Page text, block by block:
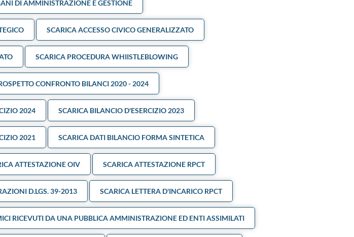
DI AMMINISTRAZIONE E GESTIONE
SCARICA ACCESSO CIVICO GENERALIZZATO
SCARICA PROCEDURA WHIISTLEBLOWING
CONFRONTO BILANCI 2020 - 2024
2024 SCARICA BILANCIO D'ESERCIZIO 2023
2021 SCARICA DATI BILANCIO FORMA SINTETICA
ATTESTAZIONE OIV SCARICA ATTESTAZIONE RPCT
D.LGS. 39-2013 SCARICA LETTERA D'INCARICO RPCT
RICEVUTI DA UNA PUBBLICA AMMINISTRAZIONE ED ENTI ASSIMILATI